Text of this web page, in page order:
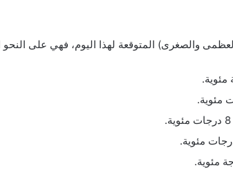
والصغرى) المتوقعة لهذا اليوم، فهي على النحو